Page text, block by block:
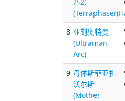
8 亚刻奥特曼
(Ultraman
Arc)
9 母体斯菲亚扎
沃尔斯
(Mother